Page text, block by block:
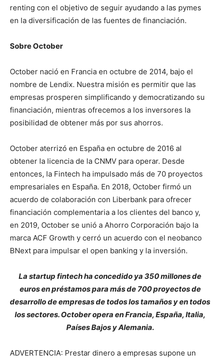
renting con el objetivo de seguir ayudando a las pymes
en la diversificación de las fuentes de financiación.
Sobre October
October nació en Francia en octubre de 2014, bajo el
nombre de Lendix. Nuestra misión es permitir que las
empresas prosperen simplificando y democratizando su
financiación, mientras ofrecemos a los inversores la
posibilidad de obtener más por sus ahorros.
October aterrizó en España en octubre de 2016 al
obtener la licencia de la CNMV para operar. Desde
entonces, la Fintech ha impulsado más de 70 proyectos
empresariales en España. En 2018, October firmó un
acuerdo de colaboración con Liberbank para ofrecer
financiación complementaria a los clientes del banco y,
en 2019, October se unió a Ahorro Corporación bajo la
marca ACF Growth y cerró un acuerdo con el neobanco
BNext para impulsar el open banking y la inversión.
La startup fintech ha concedido ya 350 millones de
euros en préstamos para más de 700 proyectos de
desarrollo de empresas de todos los tamaños y en todos
los sectores. October opera en Francia, España, Italia,
Países Bajos y Alemania.
ADVERTENCIA: Prestar dinero a empresas supone un